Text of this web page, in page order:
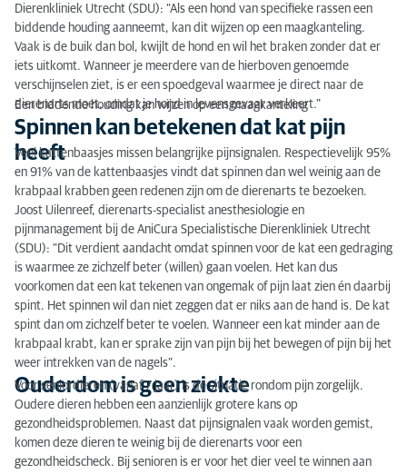
Dierenkliniek Utrecht (SDU): “Als een hond van specifieke rassen een
biddende houding aanneemt, kan dit wijzen op een maagkanteling.
Vaak is de buik dan bol, kwijlt de hond en wil het braken zonder dat er
iets uitkomt. Wanneer je meerdere van de hierboven genoemde
verschijnselen ziet, is er een spoedgeval waarmee je direct naar de
dierenarts moet, omdat je hond in levensgevaar verkeert.”
Een biddende houding kan wijzen op een maagkanteling
Spinnen kan betekenen dat kat pijn
heeft
Veel kattenbaasjes missen belangrijke pijnsignalen. Respectievelijk 95%
en 91% van de kattenbaasjes vindt dat spinnen dan wel weinig aan de
krabpaal krabben geen redenen zijn om de dierenarts te bezoeken.
Joost Uilenreef, dierenarts-specialist anesthesiologie en
pijnmanagement bij de AniCura Specialistische Dierenkliniek Utrecht
(SDU): “Dit verdient aandacht omdat spinnen voor de kat een gedraging
is waarmee ze zichzelf beter (willen) gaan voelen. Het kan dus
voorkomen dat een kat tekenen van ongemak of pijn laat zien én daarbij
spint. Het spinnen wil dan niet zeggen dat er niks aan de hand is. De kat
spint dan om zichzelf beter te voelen. Wanneer een kat minder aan de
krabpaal krabt, kan er sprake zijn van pijn bij het bewegen of pijn bij het
weer intrekken van de nagels”.
Ouderdom is geen ziekte
Voor seniordieren (vanaf 7 jaar) is de situatie rondom pijn zorgelijk.
Oudere dieren hebben een aanzienlijk grotere kans op
gezondheidsproblemen. Naast dat pijnsignalen vaak worden gemist,
komen deze dieren te weinig bij de dierenarts voor een
gezondheidscheck. Bij senioren is er voor het dier veel te winnen aan